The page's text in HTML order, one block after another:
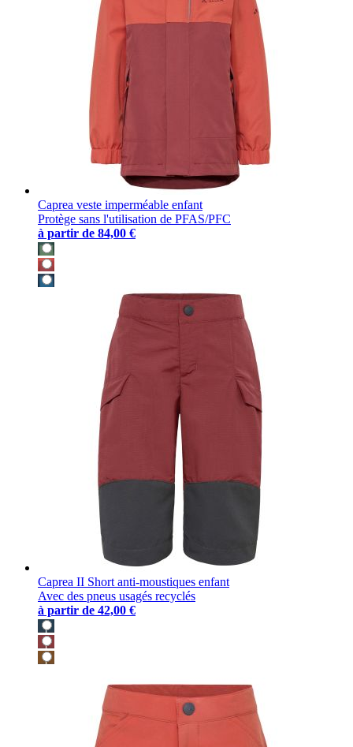
Caprea veste imperméable enfant
Protège sans l'utilisation de PFAS/PFC
à partir de 84,00 €
Caprea II Short anti-moustiques enfant
Avec des pneus usagés recyclés
à partir de 42,00 €